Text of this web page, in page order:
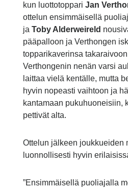
kun luottotoppari Jan
ottelun ensimmäisellä
ja Toby Alderweireld
pääpalloon ja Verthongen
topparikaverinsa
Verthongenin nenän varsi
laittaa vielä kentälle, mutta
hyvin nopeasti vaihtoon ja
kantamaan pukuhuoneisiin,
pettivät alta.
Ottelun jälkeen joukkueiden
luonnollisesti hyvin
”Ensimmäisellä puoliajalla